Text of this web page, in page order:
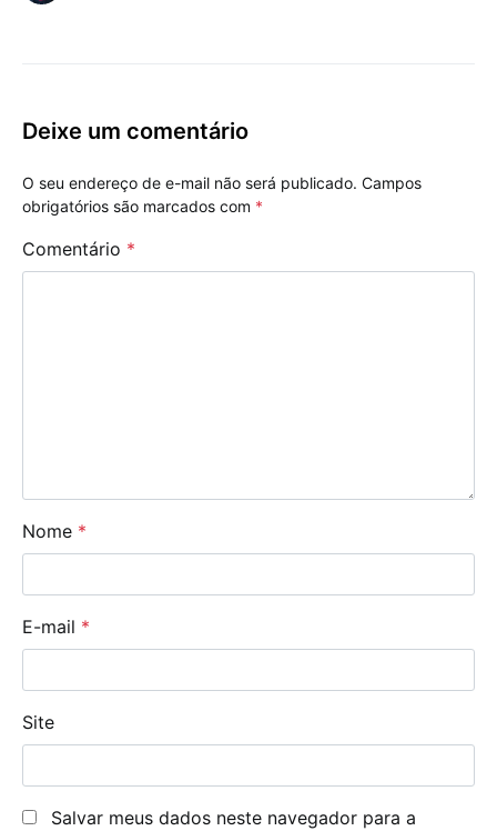
Deixe um comentário
O seu endereço de e-mail não será publicado. Campos
obrigatórios são marcados com *
Comentário *
Nome *
E-mail *
Site
Salvar meus dados neste navegador para a